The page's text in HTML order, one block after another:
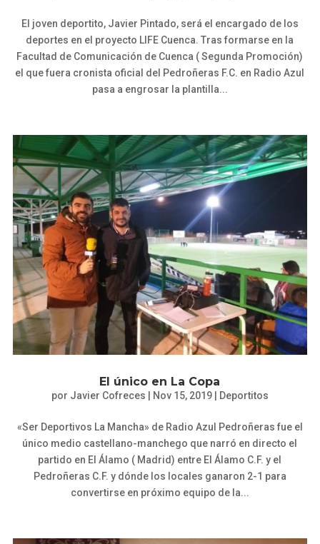
El joven deportito, Javier Pintado, será el encargado de los
deportes en el proyecto LIFE Cuenca. Tras formarse en la
Facultad de Comunicación de Cuenca ( Segunda Promoción)
el que fuera cronista oficial del Pedroñeras F.C. en Radio Azul
pasa a engrosar la plantilla...
El único en La Copa
por Javier Cofreces Nov 15, 2019| Deportitos
«Ser Deportivos La Mancha» de Radio Azul Pedroñeras fue el
único medio castellano-manchego que narró en directo el
partido en El Álamo ( Madrid) entre El Álamo C.F. y el
Pedroñeras C.F. y dónde los locales ganaron 2-1 para
convertirse en próximo equipo de la...